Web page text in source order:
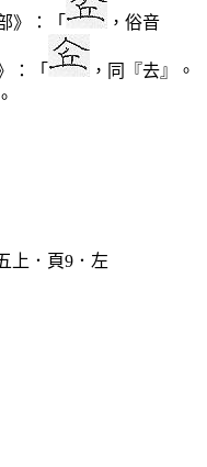
》：「 ，俗音
：「
，同『去』。